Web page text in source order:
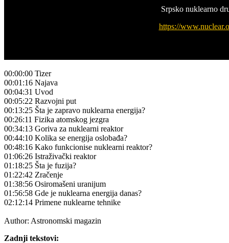
Srpsko nuklearno
https://
00:00:00 Tizer
00:01:16 Najava
00:04:31 Uvod
00:05:22 Razvojni put
00:13:25 Šta je zapravo nuklearna energija?
00:26:11 Fizika atomskog jezgra
00:34:13 Goriva za nuklearni reaktor
00:44:10 Kolika se energija oslobađa?
00:48:16 Kako funkcionise nuklearni reaktor?
01:06:26 Istraživački reaktor
01:18:25 Šta je fuzija?
01:22:42 Zračenje
01:38:56 Osiromašeni uranijum
01:56:58 Gde je nuklearna energija danas?
02:12:14 Primene nuklearne tehnike
Author: Astronomski magazin
Zadnji tekstovi: